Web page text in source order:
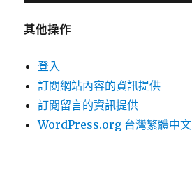
其他操作
登入
訂閱網站內容的資訊提供
訂閱留言的資訊提供
WordPress.org 台灣繁體中文